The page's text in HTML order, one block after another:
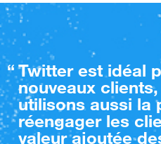
Twitter est idéal
nouveaux
utilisons aussi la
réengager les
valeur ajoutée